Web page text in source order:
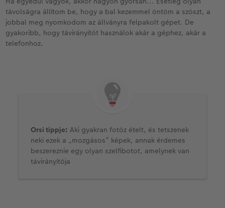
távolságra állítom be, hogy a bal kezemmel öntöm a szószt, a
jobbal meg nyomkodom az állványra felpakolt gépet. De
gyakoribb, hogy távirányítót használok akár a géphez, akár a
telefonhoz.
Orsi tippje: Aki gyakran fotóz ételt, és tetszenek
neki ezek a „mozgásos” képek, annak érdemes
beszereznie egy olyan szelfibotot, amelynek van
távirányítója